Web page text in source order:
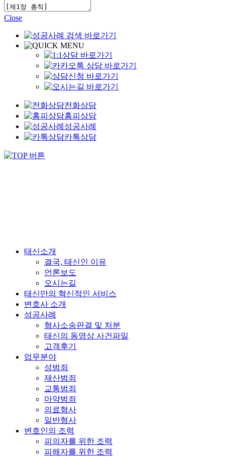
Close
전화상담
홈피상담
성공사례
카톡상담
태신소개
결국, 태신인 이유
언론보도
오시는길
태신만의 혁신적인 서비스
변호사 소개
성공사례
형사소송판결 및 처분
태신의 동영상 사건파일
고객후기
업무분야
성범죄
재산범죄
교통범죄
마약범죄
의료형사
일반형사
변호인의 조력
피의자를 위한 조력
피해자를 위한 조력